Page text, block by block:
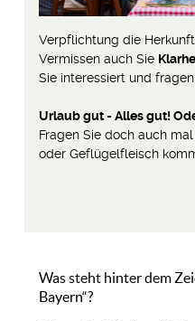
Verpflichtung die
Vermissen auch Sie
Sie interessiert und
Urlaub gut - Alles gut!
Fragen Sie doch auch
oder Geflügelfleisch
Was steht hinter dem
Bayern“?